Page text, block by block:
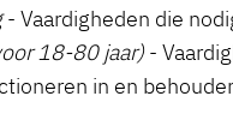
- Vaardigheden die
18-80 jaar)-
in en